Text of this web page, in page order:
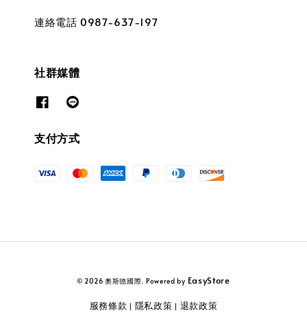
連絡電話 0987-637-197
社群媒體
支付方式
© 2026 奧斯德國際. Powered by EasyStore
服務條款 | 隱私政策 | 退款政策